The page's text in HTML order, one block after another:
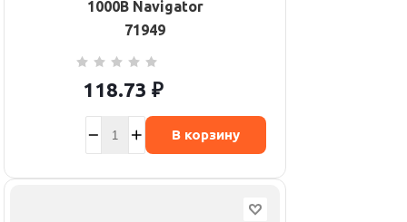
1000В Navigator
71949
118.73 ₽
В корзину